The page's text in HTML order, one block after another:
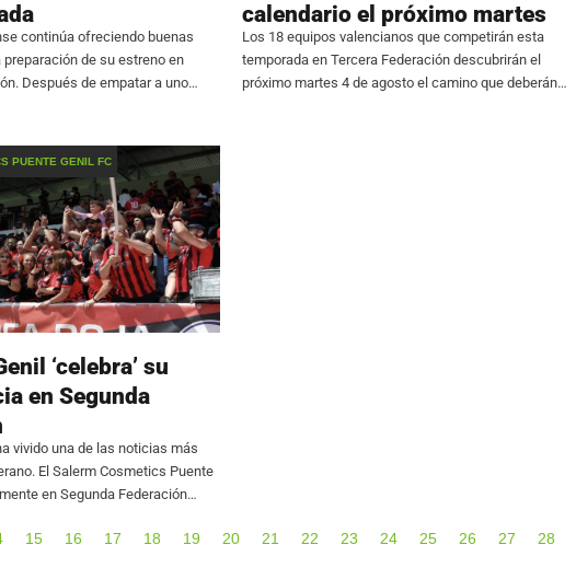
continúa ofreciendo buenas
de su estreno en
Después de empatar a uno
calendario el próximo martes
Los 18 equipos valencianos que competirán esta
temporada en Tercera Federación descubrirán el
próximo martes 4 de agosto el camino que deberán
PUENTE GENIL FC
‘celebra’ su
en Segunda
vivido una de las noticias más
El Salerm Cosmetics Puente
en Segunda Federación
en la categoría.
15 16 17 18 19 20 21 22 23 24 25 26 27 28